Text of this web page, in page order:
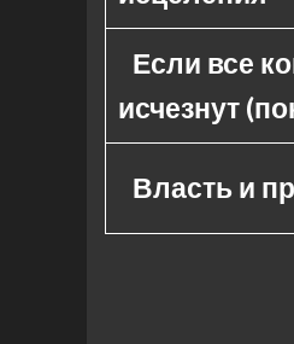
Если все
исчезнут
Власть и